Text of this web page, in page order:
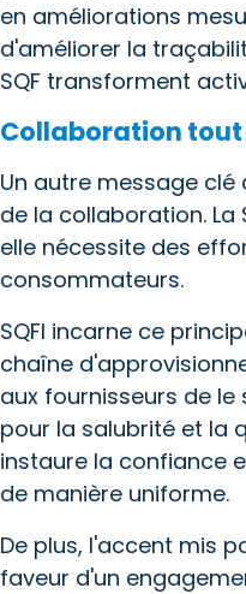
en améliorations
d'améliorer la
SQF transforment
Collaboration
Un autre message
de la collaboration.
elle nécessite des
consommateurs.
SQFI incarne ce
chaîne
aux fournisseurs de
pour la salubrité et la
instaure la confiance
de manière uniforme.
De plus, l'accent mis
faveur d'un